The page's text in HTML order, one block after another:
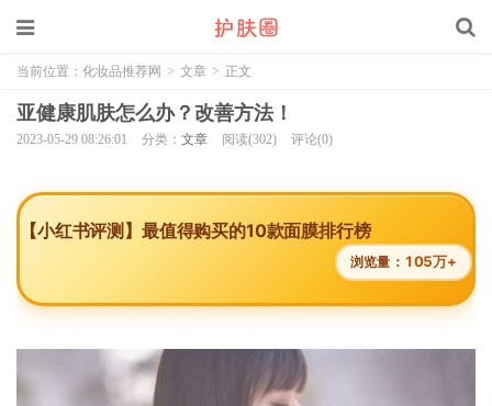
当前位置： 化妆品推荐网 > 文章 > 正文
亚健康肌肤怎么办？改善方法！
2023-05-29 08:26:01 分类： 文章 阅读(302) 评论(0)
【小红书评测】最值得购买的10款面膜排行榜
浏览量： 105万+